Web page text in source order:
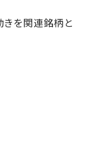
を関連銘柄と